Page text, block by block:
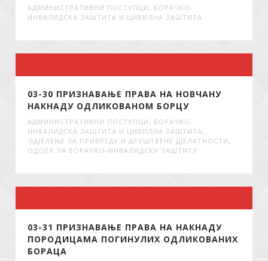
АДМИНИСТРАТИВНИ ПОСТУПЦИ , БОРАЧКО-
ИНВАЛИДСКА ЗАШТИТА И ЦИВИЛНА ЗАШТИТА
03-30 ПРИЗНАВАЊЕ ПРАВА НА НОВЧАНУ
НАКНАДУ ОДЛИКОВАНОМ БОРЦУ
АДМИНИСТРАТИВНИ ПОСТУПЦИ , БОРАЧКО-
ИНВАЛИДСКА ЗАШТИТА И ЦИВИЛНА ЗАШТИТА ,
ОДЈЕЛЕЊЕ ЗА ПРИВРЕДУ И ДРУШТВЕНЕ ДЈЕЛАТНОСТИ ,
ОДСЈЕК ЗА БОРАЧКО-ИНВАЛИДСКУ ЗАШТИТУ
03-31 ПРИЗНАВАЊЕ ПРАВА НА НАКНАДУ
ПОРОДИЦАМА ПОГИНУЛИХ ОДЛИКОВАНИХ
БОРАЦА